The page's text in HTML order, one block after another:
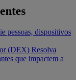
pessoas, dispositivos
(DEX) Resolva
que impactem a